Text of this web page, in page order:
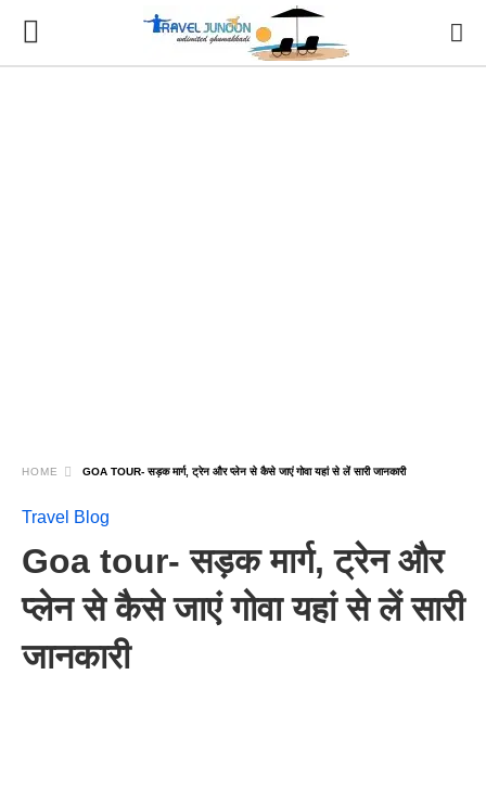
HOME GOA TOUR- सड़क मार्ग, ट्रेन और प्लेन से कैसे जाएं गोवा यहां से लें सारी जानकारी
Travel Blog
Goa tour- सड़क मार्ग, ट्रेन और
प्लेन से कैसे जाएं गोवा यहां से लें सारी
जानकारी